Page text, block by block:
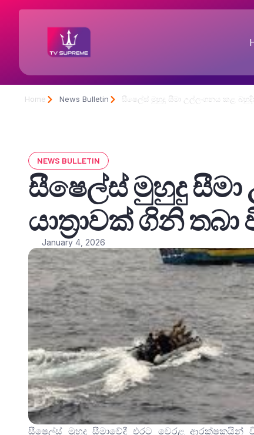
Home News Bulletin සීෂෙල්ස් මුහුදු සීමා උල්ලංගනය කළ
NEWS BULLETIN
සීෂෙල්ස් මුහුදු
යාත්‍රාවක් ගිනි
January 4, 2026
සීෂෙල්ස් මුහුදු සීමාවේදී එරට වෙරළ ආරක්ෂකයින්